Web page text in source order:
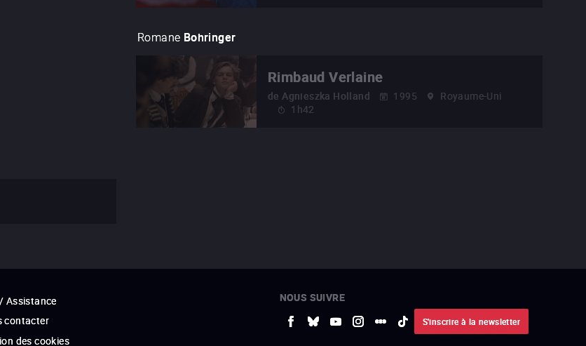
Romane Bohringer
Rimbaud Verlaine
de Agnieszka Holland 1995
Royaume-Uni
1h42
Assistance
contacter
des cookies
NOUS SUIVRE
S'inscrire à la newsletter